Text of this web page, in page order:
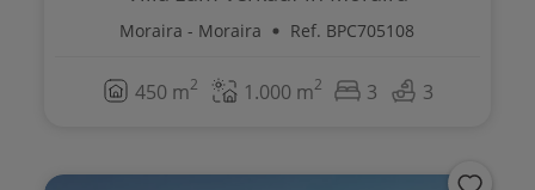
Moraira - Moraira Ref. BPC705108
450 m2 1.000 m2 3 3